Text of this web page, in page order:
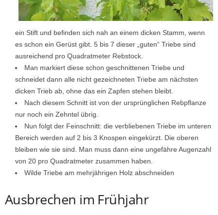
ein Stift und befinden sich nah an einem dicken Stamm, wenn
es schon ein Gerüst gibt. 5 bis 7 dieser „guten“ Triebe sind
ausreichend pro Quadratmeter Rebstock.
Man markiert diese schon geschnittenen Triebe und
schneidet dann alle nicht gezeichneten Triebe am nächsten
dicken Trieb ab, ohne das ein Zapfen stehen bleibt.
Nach diesem Schnitt ist von der ursprünglichen Rebpflanze
nur noch ein Zehntel übrig.
Nun folgt der Feinschnitt: die verbliebenen Triebe im unteren
Bereich werden auf 2 bis 3 Knospen eingekürzt. Die oberen
bleiben wie sie sind. Man muss dann eine ungefähre Augenzahl
von 20 pro Quadratmeter zusammen haben.
Wilde Triebe am mehrjährigen Holz abschneiden
Ausbrechen im Frühjahr